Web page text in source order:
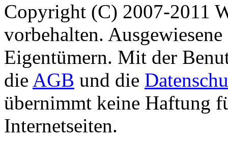
Copyright (C) 2007-2011
vorbehalten.
Eigentümern. Mit der
die AGB und die
übernimmt keine Haftung
Internetseiten.